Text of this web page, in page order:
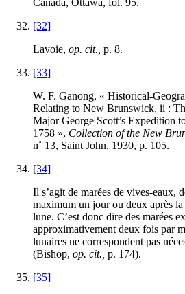
Canada, Ottawa, fol. 95.
[32]
Lavoie, op. cit., p. 8.
[33]
W. F. Ganong, « Historical-
Relating to New Brunswick, ii :
Major George Scott’s Expedition
1758 », Collection of the New
n˚ 13, Saint John, 1930, p. 105.
[34]
Il s’agit de marées de vives-eaux,
maximum un jour ou deux après
lune. C’est donc dire des marées
approximativement deux fois par
lunaires ne correspondent pas
(Bishop, op. cit., p. 174).
[35]